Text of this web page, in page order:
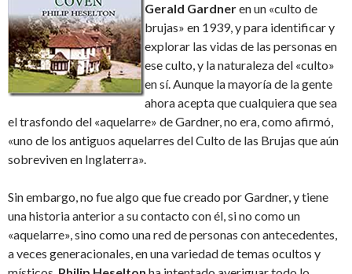
Gerald Gardneren un «culto de
brujas» en 1939, y para identificar y
explorar las vidas de las personas en
ese culto, y la naturaleza del «culto»
en sí. Aunque la mayoría de la gente
ahora acepta que cualquiera que sea
el trasfondo del «aquelarre» de Gardner, no era, como afirmó,
«uno de los antiguos aquelarres del Culto de las Brujas que aún
sobreviven en Inglaterra».
Sin embargo, no fue algo que fue creado por Gardner, y tiene
una historia anterior a su contacto con él, si no como un
«aquelarre», sino como una red de personas con antecedentes,
a veces generacionales, en una variedad de temas ocultos y